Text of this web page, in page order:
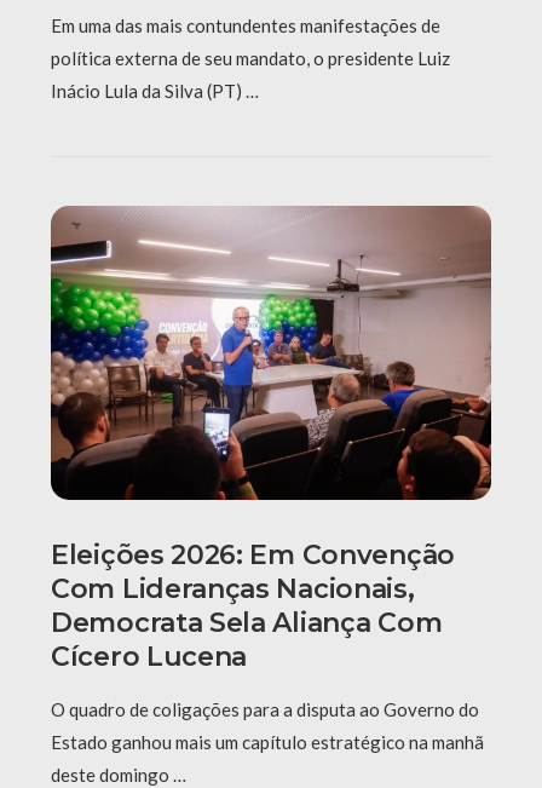
Em uma das mais contundentes manifestações de
política externa de seu mandato, o presidente Luiz
Inácio Lula da Silva (PT) …
Eleições 2026: Em Convenção
Com Lideranças Nacionais,
Democrata Sela Aliança Com
Cícero Lucena
O quadro de coligações para a disputa ao Governo do
Estado ganhou mais um capítulo estratégico na manhã
deste domingo …